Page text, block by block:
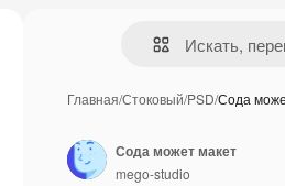
Главная/Стоковый/PSD/Сода
Сода может макет
mego-studio